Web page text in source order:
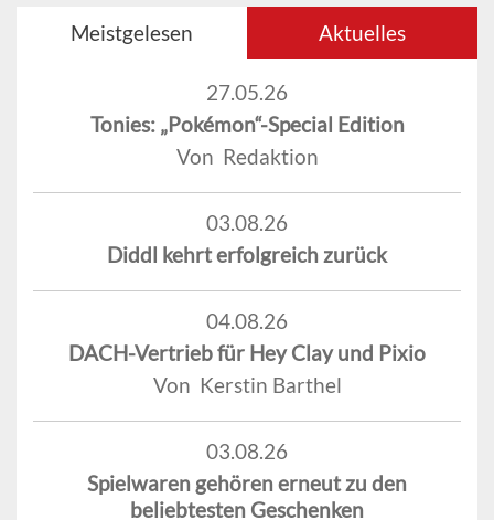
Meistgelesen Aktuelles
27.05.26
Tonies: „Pokémon“-Special Edition
Von Redaktion
03.08.26
Diddl kehrt erfolgreich zurück
04.08.26
DACH-Vertrieb für Hey Clay und Pixio
Von Kerstin Barthel
03.08.26
Spielwaren gehören erneut zu den
beliebtesten Geschenken